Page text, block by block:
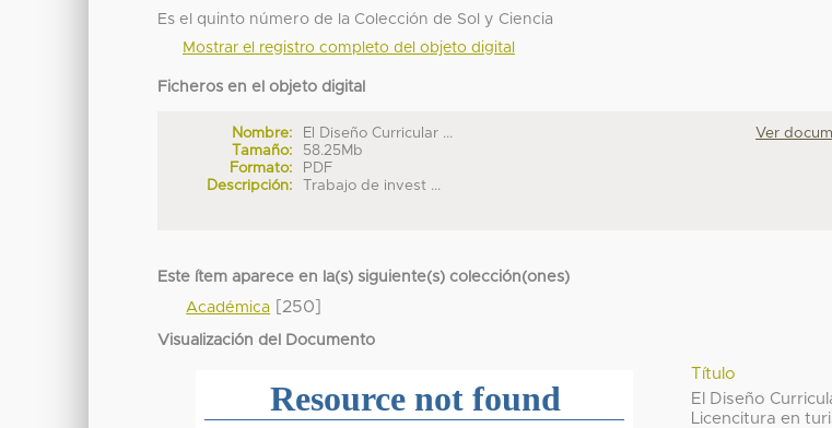
Es el quinto número de la Colección de Sol y Ciencia
Mostrar el registro completo del objeto digital
Ficheros en el objeto digital
Nombre:
El Diseño Curricular ...
Tamaño:
58.25Mb
Formato:
PDF
Descripción:
Trabajo de invest ...
Ver
Este ítem aparece en la(s) siguiente(s) colección(ones)
Académica [250]
Visualización del Documento
Título
El Diseño
Licencitura en